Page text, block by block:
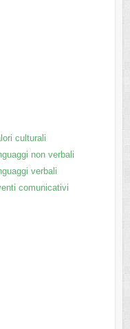
culturali
non verbali
verbali
comunicativi